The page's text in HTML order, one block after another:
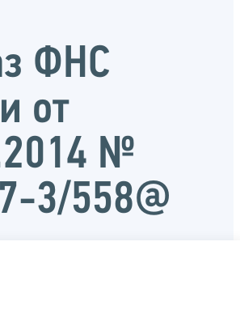
ФНС
от
№
3/558@